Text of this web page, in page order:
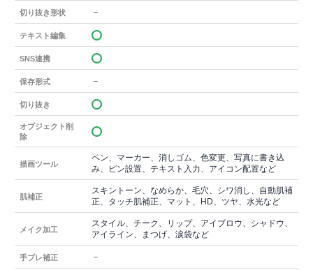
切り抜き形状 －
テキスト編集
SNS連携
保存形式 －
切り抜き
オブジェクト削
除
描画ツール
ペン、マーカー、消しゴム、色変更、写真に書き込
み、ピン設置、テキスト入力、アイコン配置など
肌補正
スキントーン、なめらか、毛穴、シワ消し、自動肌補
正、タッチ肌補正、マット、HD、ツヤ、水光など
メイク加工
スタイル、チーク、リップ、アイブロウ、シャドウ、
アイライン、まつげ、涙袋など
手ブレ補正 －